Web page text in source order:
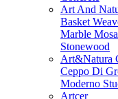
Art And
Basket
Marble
Stonewood
Art&Natura
Ceppo Di
Moderno
Artcer